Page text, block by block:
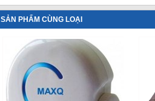
SẢN PHẨM CÙNG LOẠI